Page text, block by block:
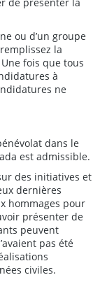
ou d’un groupe
la
fois que tous
à
ne
dans le
est admissible.
des initiatives et
dernières
hommages pour
présenter de
peuvent
pas été
civiles.